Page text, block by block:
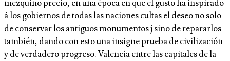
mezquino precio, en una época en que el gusto ha inspirado
á los gobiernos de todas las naciones cultas el deseo no solo
de conservar los antiguos monumentos j sino de repararlos
también, dando con esto una insigne prueba de civilización
y de verdadero progreso. Valencia entre las capitales de la